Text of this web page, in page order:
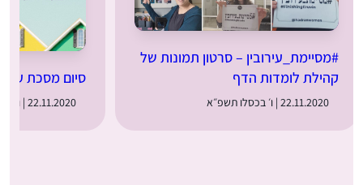
#מסיימת_עירובין – סרטון תמונות של
קהילת לומדות הדף
22.11.2020 | ו׳ בכסלו תשפ״א
סיום מסכת
22.11.2020 | ו׳ בכסלו תשפ״א